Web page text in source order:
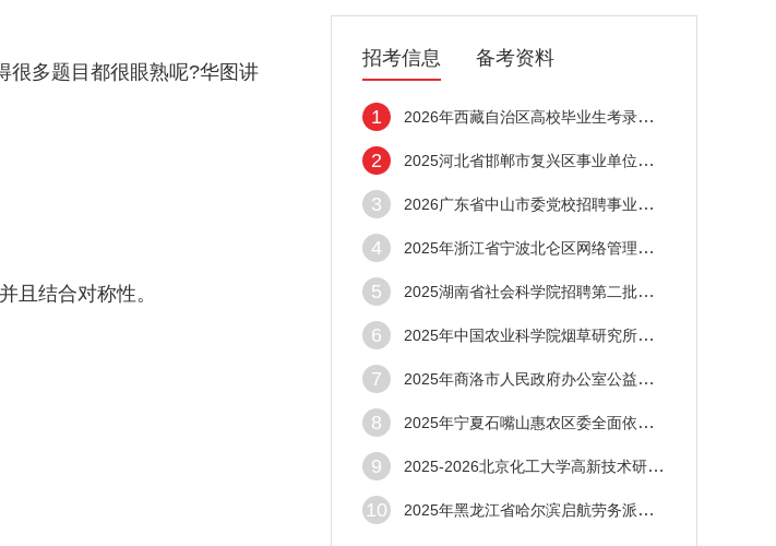
很多题目都很眼熟呢?华图讲
且结合对称性。
招考信息 备考资料
1 2026年西藏自治区高校毕业生考录公务员公告
2 2025河北省邯郸市复兴区事业单位招聘工作人
3 2026广东省中山市委党校招聘事业单位人员2
4 2025年浙江省宁波北仑区网络管理中心招聘2
5 2025湖南省社会科学院招聘第二批高层次人才
6 2025年中国农业科学院烟草研究所遴选科研团
7 2025年商洛市人民政府办公室公益性岗位招聘
8 2025年宁夏石嘴山惠农区委全面依法治区委员
9 2025-2026北京化工大学高新技术研究院学年
10 2025年黑龙江省哈尔滨启航劳务派遣有限公司